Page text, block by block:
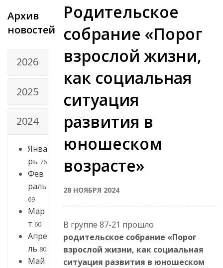
Архив
новостей
2026
2025
2024
Янва
рь 76
Фев
раль
69
Мар
т 60
Апре
ль 80
Май
Родительское
собрание «Порог
взрослой жизни,
как социальная
ситуация
развития в
юношеском
возрасте»
28 НОЯБРЯ 2024
В группе 87-21 прошло
родительское собрание «Порог
взрослой жизни, как социальная
ситуация развития в юношеском